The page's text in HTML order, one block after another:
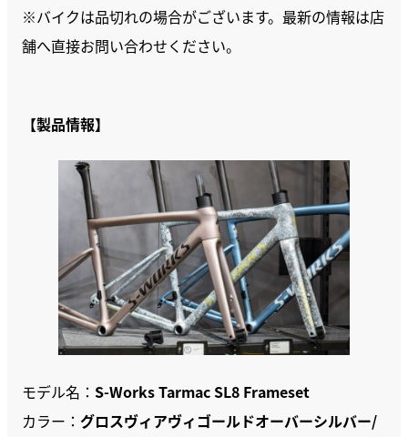
※バイクは品切れの場合がございます。最新の情報は店
舗へ直接お問い合わせください。
【製品情報】
モデル名： S-Works Tarmac SL8 Frameset
カラー： グロスヴィアヴィゴールドオーバーシルバー/